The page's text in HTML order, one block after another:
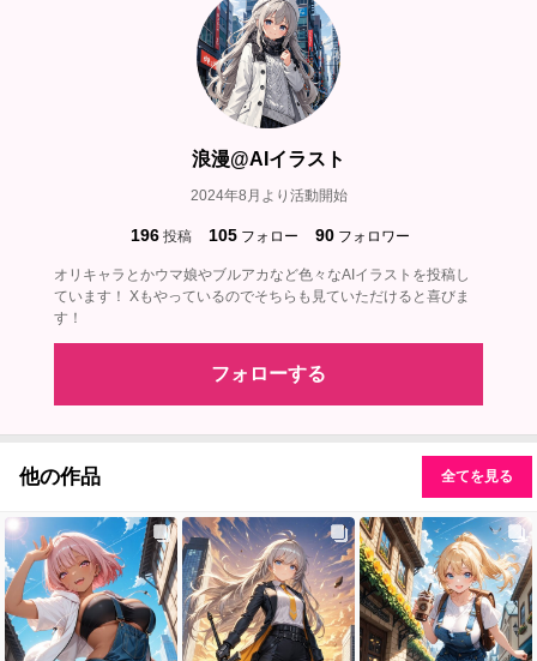
浪漫@AIイラスト
2024年8月より活動開始
196 投稿 105 フォロー 90 フォロワー
オリキャラとかウマ娘やブルアカなど色々なAIイラストを投稿し
ています！ Xもやっているのでそちらも見ていただけると喜びま
す！
フォローする
他の作品 全てを見る